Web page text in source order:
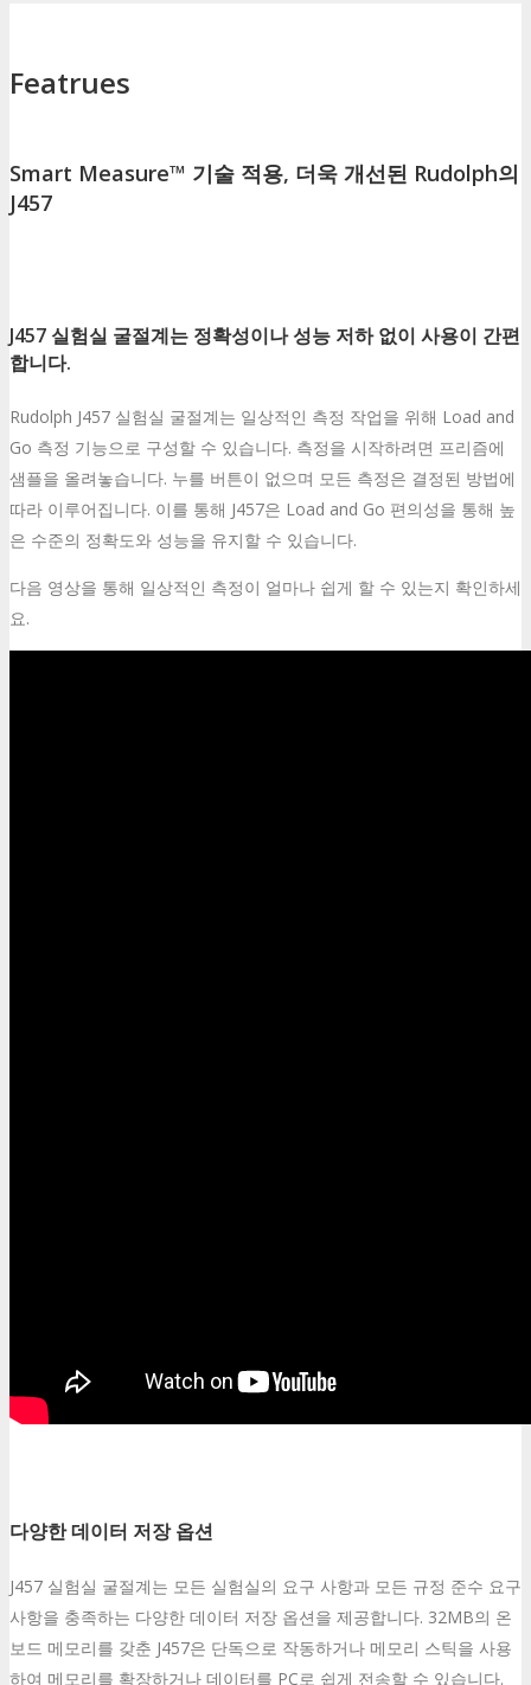
Featrues
Smart Measure™ 기술 적용, 더욱 개선된 Rudolph의
J457
J457 실험실 굴절계는 정확성이나 성능 저하 없이 사용이 간편
합니다.
Rudolph J457 실험실 굴절계는 일상적인 측정 작업을 위해 Load and
Go 측정 기능으로 구성할 수 있습니다. 측정을 시작하려면 프리즘에
샘플을 올려놓습니다. 누를 버튼이 없으며 모든 측정은 결정된 방법에
따라 이루어집니다. 이를 통해 J457은 Load and Go 편의성을 통해 높
은 수준의 정확도와 성능을 유지할 수 있습니다.
다음 영상을 통해 일상적인 측정이 얼마나 쉽게 할 수 있는지 확인하세
요.
다양한 데이터 저장 옵션
J457 실험실 굴절계는 모든 실험실의 요구 사항과 모든 규정 준수 요구
사항을 충족하는 다양한 데이터 저장 옵션을 제공합니다. 32MB의 온
보드 메모리를 갖춘 J457은 단독으로 작동하거나 메모리 스틱을 사용
하여 메모리를 확장하거나 데이터를 PC로 쉽게 전송할 수 있습니다.